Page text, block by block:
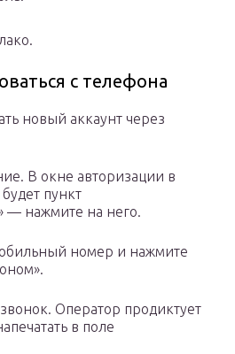
с телефона
новый аккаунт через
В окне авторизации в
пункт
— нажмите на него.
номер и нажмите
Оператор продиктует
в поле